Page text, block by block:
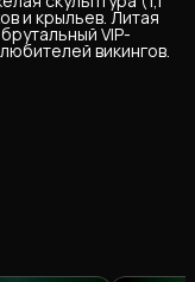
и крыльев. Литая
VIP-
викингов.